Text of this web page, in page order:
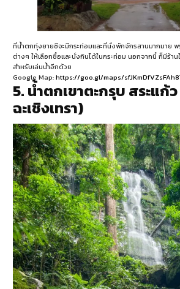
ที่น้ำตกทุ่งยายชีจะมีกระท่อมและที่นั่งพักจักรสานมากมาย พ
ต่างๆ ให้เลือกซื้อและนั่งกินได้ในกระท่อม นอกจากนี้ ก็มีร้าน
สำหรับเล่นน้ำอีกด้วย
Google Map:https://goo.gl/maps/
5. น้ำตกเขาตะกรุบ สระแก้
ฉะเชิงเทรา)